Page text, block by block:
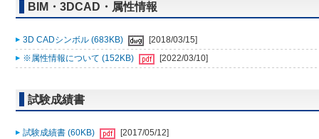
BIM・3DCAD・属性情報
3D CADシンボル (683KB)
[2018/03/15]
※属性情報について (152KB)
[2022/03/10]
試験成績書
試験成績書 (60KB) [2017/05/12]